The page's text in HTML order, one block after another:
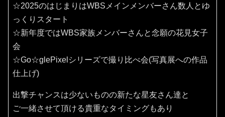
☆2025のはじまりはWBSメインメンバーさん数人とゆ
っくりスタート
☆新年度ではWBS家族メンバーさんと念願の花見女子
会
☆Go☆glePixelシリーズで撮り比べ会(写真展への作品
仕上げ)
出撃チャンスは少ないものの新たな星友さん達と
ご一緒させて頂ける貴重なタイミングもあり